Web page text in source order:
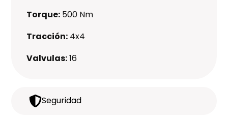
Seguridad
Torque: 500 Nm
Tracción: 4x4
Valvulas:16